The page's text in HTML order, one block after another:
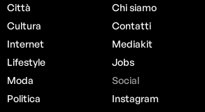
Città
Cultura
Internet
Lifestyle
Moda
Politica
Chi siamo
Contatti
Mediakit
Jobs
Social
Instagram